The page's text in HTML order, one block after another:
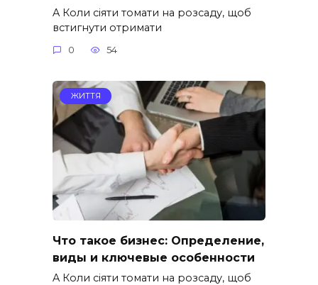
A Коли сіяти томати на розсаду, щоб
встигнути отримати
0 54
ЖИТТЯ
Что такое бизнес: Определение,
виды и ключевые особенности
A Коли сіяти томати на розсаду, щоб